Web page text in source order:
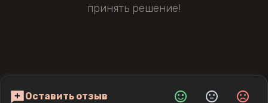
принять решение!
Оставить отзыв